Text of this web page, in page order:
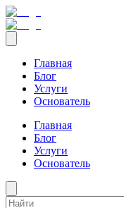
Главная
Блог
Услуги
Основатель
Главная
Блог
Услуги
Основатель